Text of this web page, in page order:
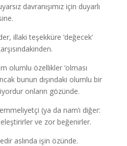
davranışımız için duyarlı
illaki teşekküre ‘değecek’
olumlu özellikler ‘olması
bunun dışındaki olumlu bir
onların gözünde.
(ya da nam’ı diğer:
ve zor beğenirler.
aslında işin özünde.